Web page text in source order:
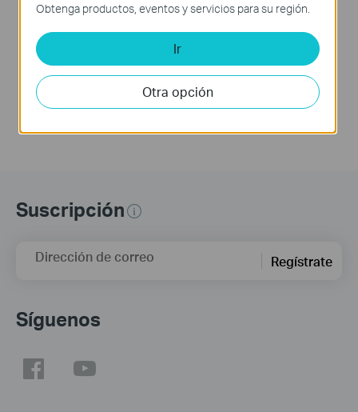
How to Set Up a TP-
Link Range Extender
(via web Browser)
Suscripción
Dirección de correo Regístrate
Síguenos
Obtenga productos, eventos y servicios para su región.
Ir
Otra opción